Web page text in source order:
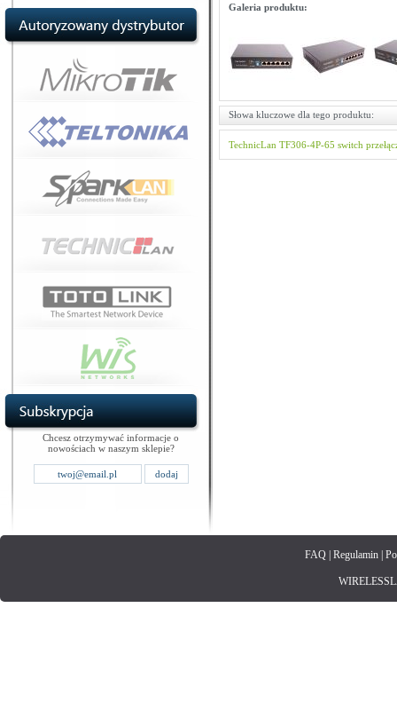
Chcesz otrzymywać informacje o
nowościach w naszym sklepie?
Galeria produktu:
Słowa kluczowe dla tego produktu:
TechnicLan TF306-4P-65 switch
FAQ| Regulamin|